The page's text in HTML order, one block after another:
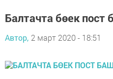
Балтачта бөек
Автор, 2 март 2020 - 18:51